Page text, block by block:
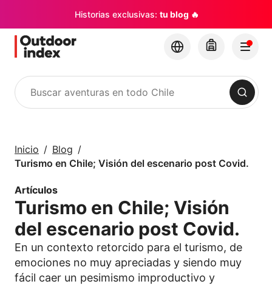
Historias exclusivas: tu blog 🔥
Buscar
Inicio
Blog
Turismo en Chile; Visión del escenario post Covid.
Artículos
Turismo en Chile; Visión
del escenario post Covid.
En un contexto retorcido para el turismo, de
emociones no muy apreciadas y siendo muy
fácil caer un pesimismo improductivo y
rincones con
Outdoor Index